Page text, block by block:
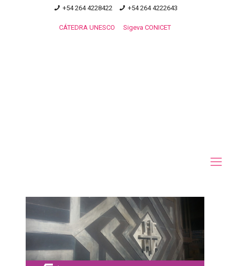
+54 264 4228422 +54 264 4222643
CÁTEDRA UNESCO Sigeva CONICET